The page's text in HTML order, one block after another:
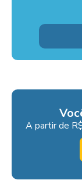
A partir de